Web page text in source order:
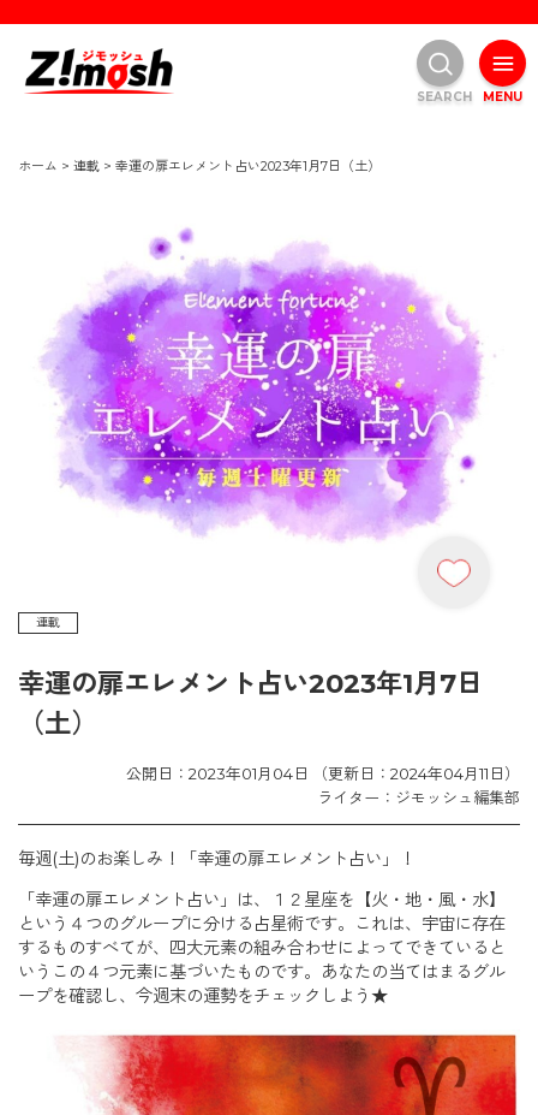
ホーム > 連載 > 幸運の扉エレメント占い2023年1月7日（土）
連載
幸運の扉エレメント占い2023年1月7日
（土）
公開日：2023年01月04日 （更新日：2024年04月11日）
ライター：ジモッシュ編集部
毎週(土)のお楽しみ！「幸運の扉エレメント占い」！
「幸運の扉エレメント占い」は、１２星座を【火・地・風・水】
という４つのグループに分ける占星術です。これは、宇宙に存在
するものすべてが、四大元素の組み合わせによってできていると
いうこの４つ元素に基づいたものです。あなたの当てはまるグル
ープを確認し、今週末の運勢をチェックしよう★
MENU
SEARCH